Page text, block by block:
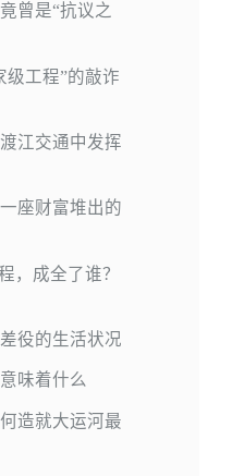
曾是“抗议之
级工程”的敲诈
江交通中发挥
座财富堆出的
，成全了谁？
役的生活状况
味着什么
造就大运河最